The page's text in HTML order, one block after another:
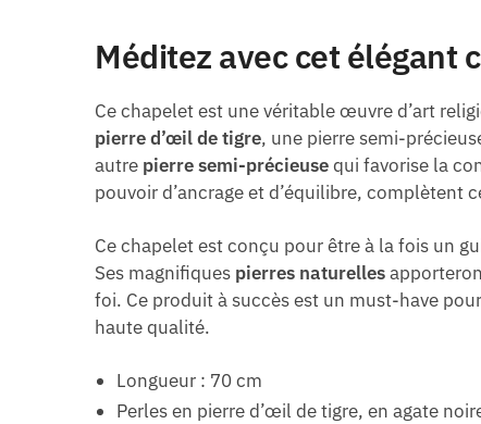
Méditez avec cet élégant
Ce chapelet est une véritable œuvre d’art
pierre d’œil de tigre, une pierre semi-
autre pierre semi-précieusequi favorise la
pouvoir d’ancrage et d’équilibre, complètent
Ce chapelet est conçu pour être à la fois un
Ses magnifiques pierres naturelles
foi. Ce produit à succès est un must-have
haute qualité.
Longueur : 70 cm
Perles en pierre d’œil de tigre, en agate